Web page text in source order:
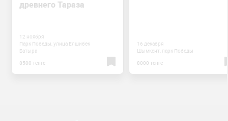
древнего Тараза
12 ноября
Парк Победы, улица Елшибек
Батыра
8500 тенге
16 декабря
Шымкент, парк Победы
8000 тенге